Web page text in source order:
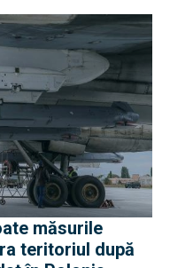
măsurile
teritoriul după